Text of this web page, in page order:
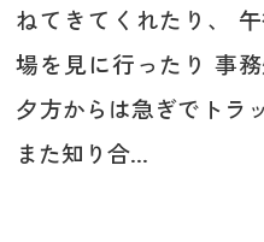
ねてきてくれたり、
場を見に行ったり 事
夕方からは急ぎでトラ
また知り合...